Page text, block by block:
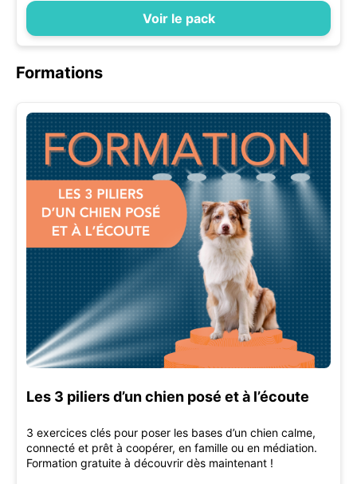
Voir le pack
Formations
Les 3 piliers d’un chien posé et à l’écoute
3 exercices clés pour poser les bases d’un chien calme,
connecté et prêt à coopérer, en famille ou en médiation.
Formation gratuite à découvrir dès maintenant !